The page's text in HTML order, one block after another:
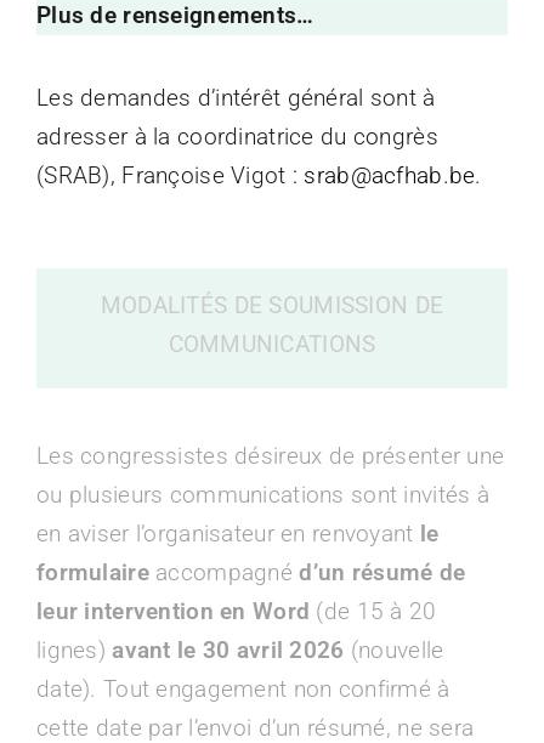
Plus de renseignements…
Les demandes d’intérêt général sont à
adresser à la coordinatrice du congrès
(SRAB), Françoise Vigot : srab@acfhab.be.
MODALITÉS DE SOUMISSION DE
COMMUNICATIONS
Les congressistes désireux de présenter une
ou plusieurs communications sont invités à
en aviser l’organisateur en renvoyant le
formulaire accompagnéd’un résumé de
leur intervention en Word (de 15 à 20
lignes) avant le 30 avril 2026 (nouvelle
date). Tout engagement non confirmé à
cette date par l’envoi d’un résumé, ne sera